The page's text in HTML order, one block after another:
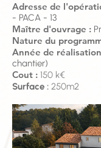
Adresse de
- PACA - 13
Maître d'ouvrage :
Nature du
Année de
chantier)
Cout : 150 k€
Surface : 250m2